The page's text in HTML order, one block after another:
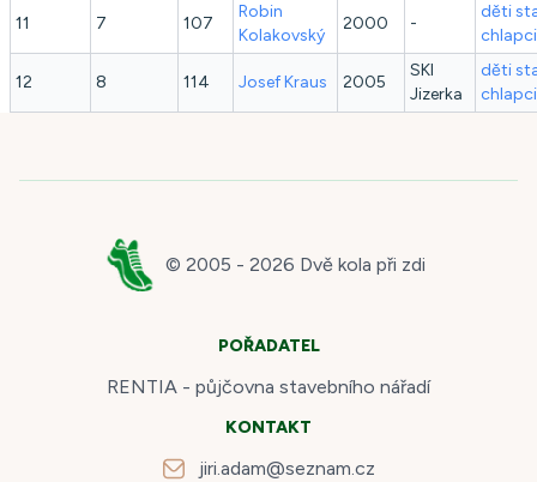
11 7 107
Robin
Kolakovský
2000 -
děti
chlapci
12 8 114 JosefKraus 2005
SKI
Jizerka
děti
chlapci
© 2005 - 2026 Dvě kola při zdi
POŘADATEL
RENTIA - půjčovna stavebního nářadí
KONTAKT
jiri.adam@seznam.cz